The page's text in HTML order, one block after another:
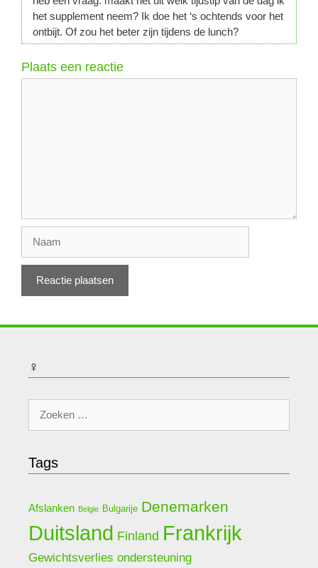
het supplement neem? Ik doe het ‘s ochtends voor het
ontbijt. Of zou het beter zijn tijdens de lunch?
Plaats een reactie
♀
Zoek
Tags
Afslanken Belgie Bulgarije Denemarken
Duitsland Finland Frankrijk
Gewichtsverlies ondersteuning